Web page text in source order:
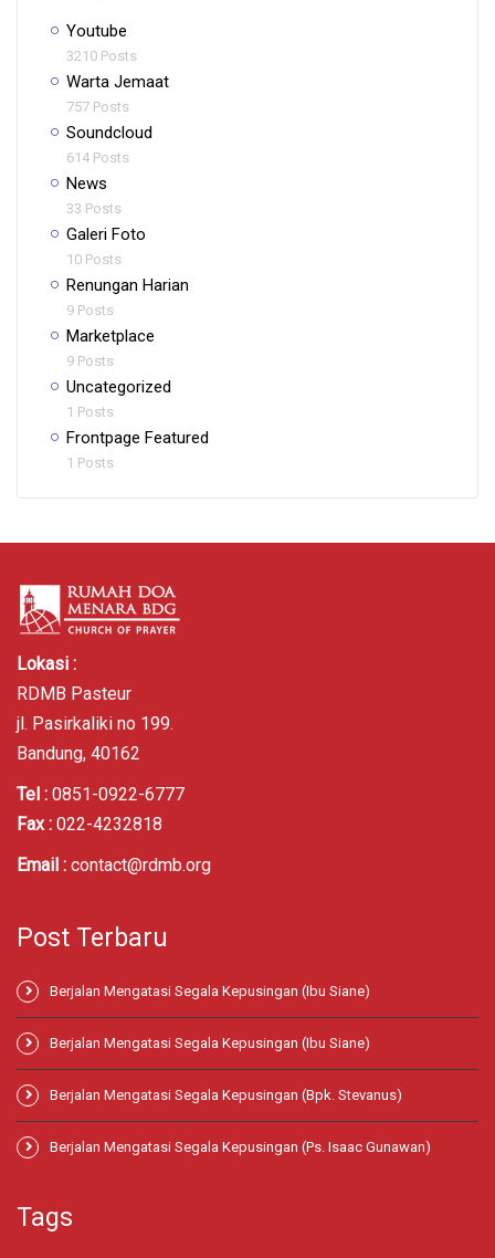
Youtube
3210 Posts
Warta Jemaat
757 Posts
Soundcloud
614 Posts
News
33 Posts
Galeri Foto
10 Posts
Renungan Harian
9 Posts
Marketplace
9 Posts
Uncategorized
1 Posts
Frontpage Featured
1 Posts
Lokasi :
RDMB Pasteur
jl. Pasirkaliki no 199.
Bandung, 40162
Tel : 0851-0922-6777
Fax : 022-4232818
Email : contact@rdmb.org
Post Terbaru
Berjalan Mengatasi Segala Kepusingan (Ibu Siane)
Berjalan Mengatasi Segala Kepusingan (Ibu Siane)
Berjalan Mengatasi Segala Kepusingan (Bpk. Stevanus)
Berjalan Mengatasi Segala Kepusingan (Ps. Isaac Gunawan)
Tags